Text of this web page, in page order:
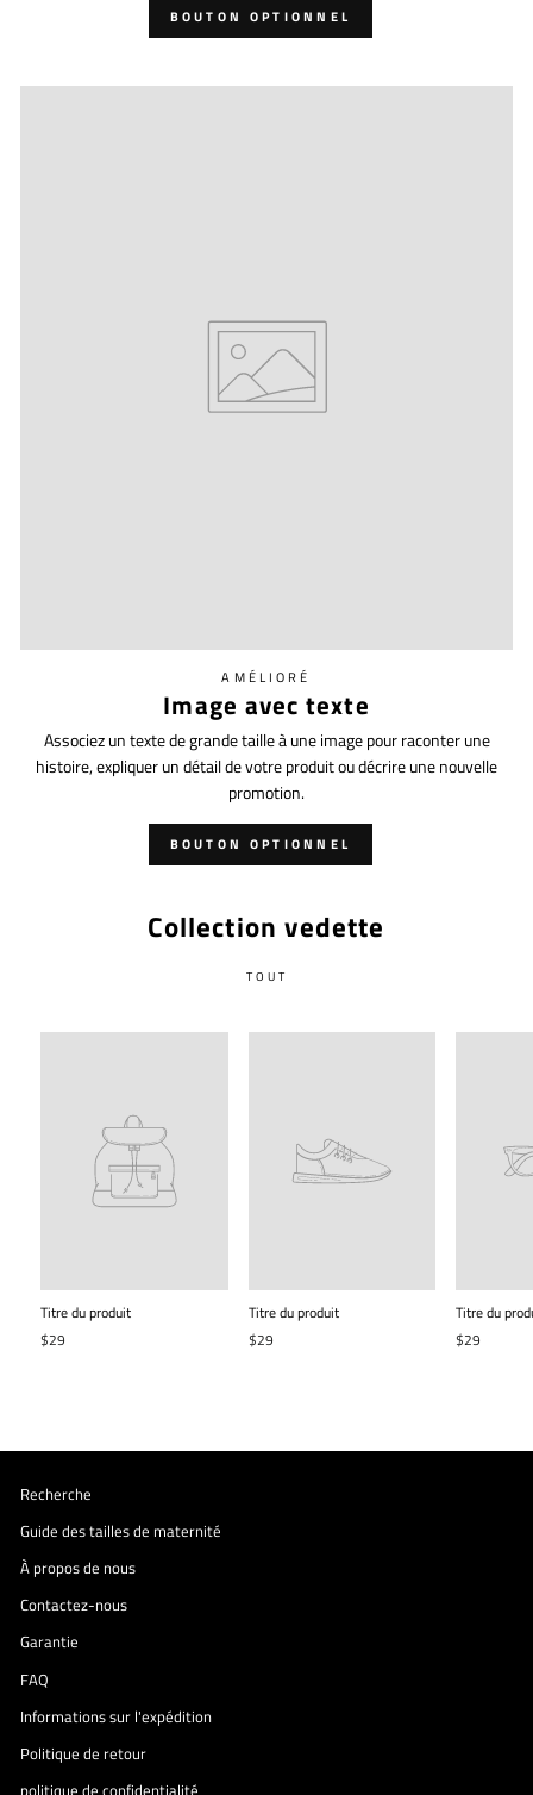
BOUTON OPTIONNEL
AMÉLIORÉ
Image avec texte
Associez un texte de grande taille à une image pour raconter une
histoire, expliquer un détail de votre produit ou décrire une nouvelle
promotion.
BOUTON OPTIONNEL
Collection vedette
TOUT
Titre du produit
$29
Titre du produit
$29
Titre du
$29
Recherche
Guide des tailles de maternité
À propos de nous
Contactez-nous
Garantie
FAQ
Informations sur l'expédition
Politique de retour